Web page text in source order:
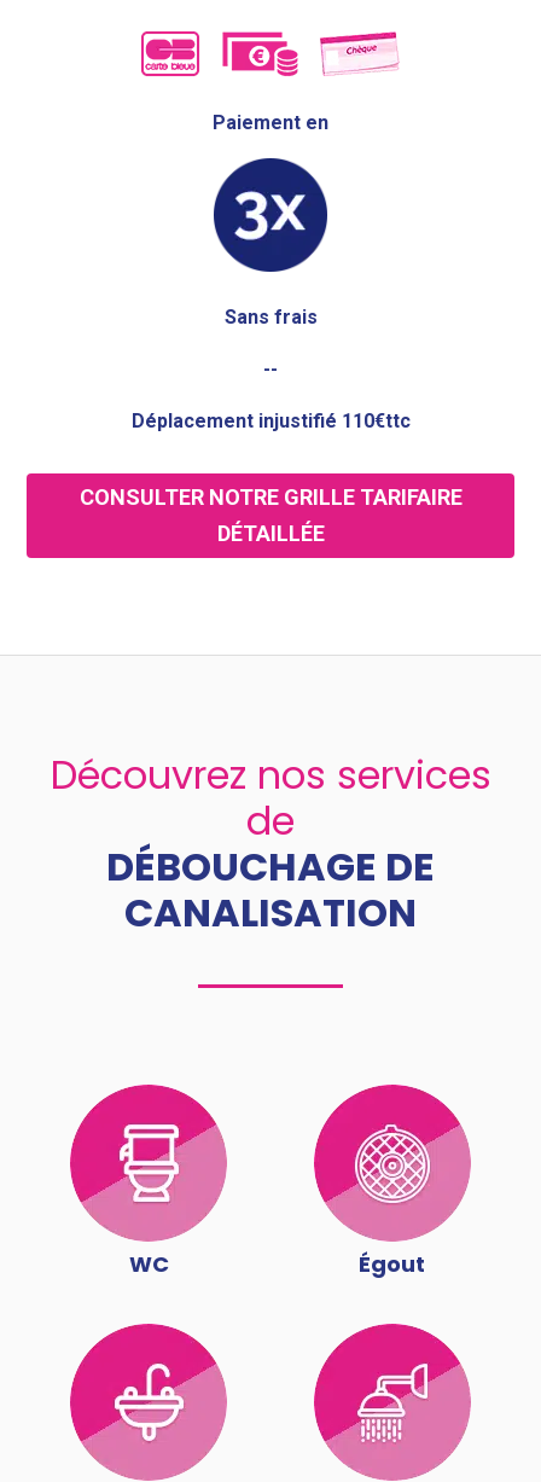
Paiement en
Sans frais
--
Déplacement injustifié 110€ttc
CONSULTER NOTRE GRILLE TARIFAIRE
DÉTAILLÉE
Découvrez nos services
de
DÉBOUCHAGE DE
CANALISATION
WC Égout